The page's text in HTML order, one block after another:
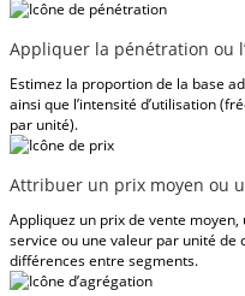
Appliquer la pénétration ou
Estimez la proportion de la base
ainsi que l’intensité d’utilisation
par unité).
Attribuer un prix moyen ou
Appliquez un prix de vente
service ou une valeur par unité de
différences entre segments.